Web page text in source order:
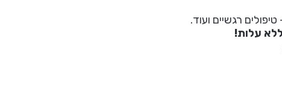
רגשיים ועוד.
עלות!